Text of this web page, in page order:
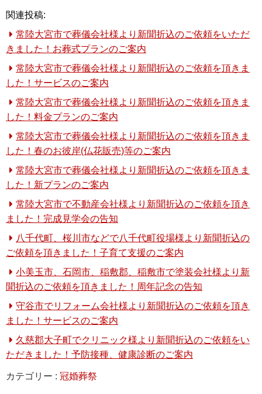
関連投稿:
常陸大宮市で葬儀会社様より新聞折込のご依頼をいただ
きました！お葬式プランのご案内
常陸大宮市で葬儀会社様より新聞折込のご依頼を頂きま
した！サービスのご案内
常陸大宮市で葬儀会社様より新聞折込のご依頼を頂きま
した！料金プランのご案内
常陸大宮市で葬儀会社様より新聞折込のご依頼を頂きま
した！春のお彼岸(仏花販売)等のご案内
常陸大宮市で葬儀会社様より新聞折込のご依頼を頂きま
した！新プランのご案内
常陸大宮市で不動産会社様より新聞折込のご依頼を頂き
ました！完成見学会の告知
八千代町、桜川市などで八千代町役場様より新聞折込の
ご依頼を頂きました！子育て支援のご案内
小美玉市、石岡市、稲敷郡、稲敷市で塗装会社様より新
聞折込のご依頼を頂きました！周年記念の告知
守谷市でリフォーム会社様より新聞折込のご依頼を頂き
ました！サービスのご案内
久慈郡大子町でクリニック様より新聞折込のご依頼をい
ただきました！予防接種、健康診断のご案内
カテゴリー : 冠婚葬祭